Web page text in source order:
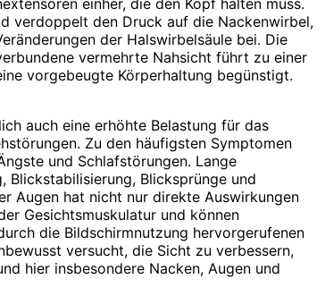
verdoppelt den Druck auf die Nackenwirbel,
der Halswirbelsäule bei. Die
vermehrte Nahsicht führt zu einer
vorgebeugte Körperhaltung begünstigt.
auch eine erhöhte Belastung für das
Zu den häufigsten Symptomen
und Schlafstörungen. Lange
Blickstabilisierung, Blicksprünge und
Augen hat nicht nur direkte Auswirkungen
Gesichtsmuskulatur und können
die Bildschirmnutzung hervorgerufenen
versucht, die Sicht zu verbessern,
hier insbesondere Nacken, Augen und